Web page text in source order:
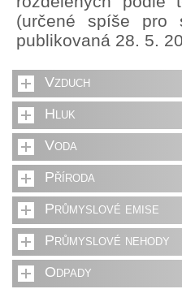
(určené spíše pro
publikovaná 28. 5.
Vzduch
Hluk
Voda
Příroda
Průmyslové emise
Průmyslové nehody
Odpady